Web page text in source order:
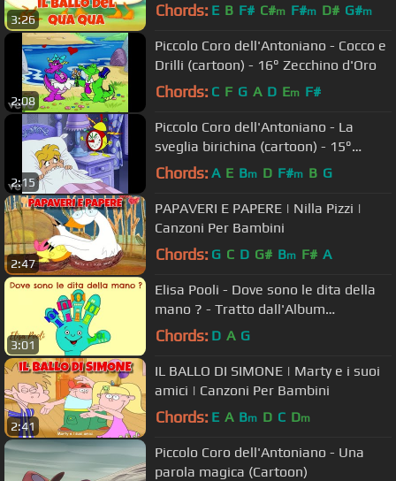
3:26 Chords: E B F# C#m F#m D# G#m
2:08
Piccolo Coro dell'Antoniano - Cocco e
Drilli (cartoon) - 16° Zecchino d'Oro
Chords: C F G A D Em F#
2:15
Piccolo Coro dell'Antoniano - La
sveglia birichina (cartoon) - 15°
Zecchino d'oro
Chords: A E Bm D F#m B G
2:47
PAPAVERI E PAPERE | Nilla Pizzi |
Canzoni Per Bambini
Chords: G C D G# Bm F# A
3:01
Elisa Pooli - Dove sono le dita della
mano ? - Tratto dall'Album
CantaAScuola
Chords: D A G
2:41
IL BALLO DI SIMONE | Marty e i suoi
amici | Canzoni Per Bambini
Chords: E A Bm D C Dm
Piccolo Coro dell'Antoniano - Una
parola magica (Cartoon)